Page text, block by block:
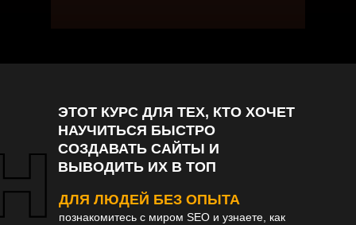
ЭТОТ КУРС ДЛЯ ТЕХ, КТО ХОЧЕТ
НАУЧИТЬСЯ БЫСТРО
СОЗДАВАТЬ САЙТЫ И
ВЫВОДИТЬ ИХ В ТОП
познакомитесь с миром SEO и узнаете, как
ДЛЯ ЛЮДЕЙ БЕЗ ОПЫТА